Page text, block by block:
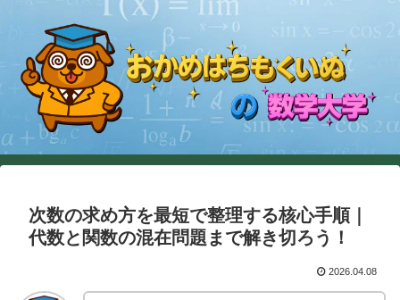
次数の求め方を最短で整理する核心手順｜
代数と関数の混在問題まで解き切ろう！
2026.04.08